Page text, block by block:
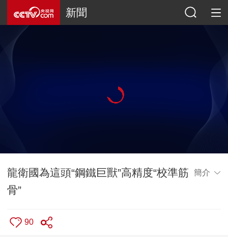
新聞
龍衛國為這頭“鋼鐵巨獸”高精度“校準筋
骨”
簡介
90